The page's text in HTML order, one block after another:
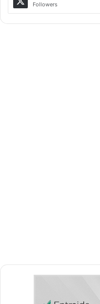
Followers